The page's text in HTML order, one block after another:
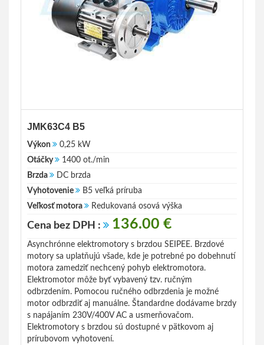
JMK63C4 B5
Výkon
0,25 kW
Otáčky
1400 ot./min
Brzda
DC brzda
Vyhotovenie
B5 veľká príruba
Veľkosť motora
Redukovaná osová výška
Cena bez DPH : 136.00 €
Asynchrónne elektromotory s brzdou SEIPEE. Brzdové
motory sa uplatňujú všade, kde je potrebné po dobehnutí
motora zamedziť nechcený pohyb elektromotora.
Elektromotor môže byť vybavený tzv. ručným
odbrzdením. Pomocou ručného odbrzdenia je možné
motor odbrzdiť aj manuálne. Štandardne dodávame brzdy
s napájaním 230V/400V AC a usmerňovačom.
Elektromotory s brzdou sú dostupné v pätkovom aj
prírubovom vyhotovení.